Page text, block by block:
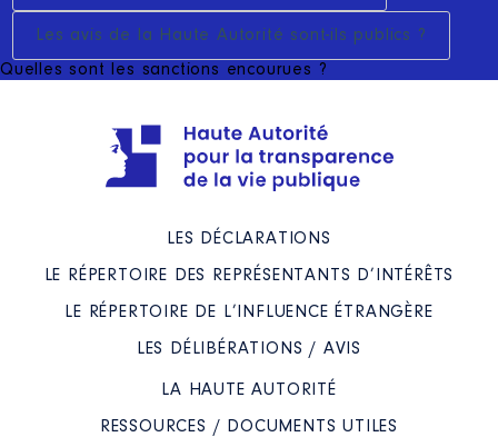
Les avis de la Haute Autorité sont-ils publics ?
Quelles sont les sanctions encourues ?
LES DÉCLARATIONS
LE RÉPERTOIRE DES REPRÉSENTANTS D’INTÉRÊTS
LE RÉPERTOIRE DE L’INFLUENCE ÉTRANGÈRE
LES DÉLIBÉRATIONS / AVIS
LA HAUTE AUTORITÉ
RESSOURCES / DOCUMENTS UTILES